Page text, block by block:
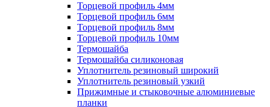
Торцевой профиль 4мм
Торцевой профиль 6мм
Торцевой профиль 8мм
Торцевой профиль 10мм
Термошайба
Термошайба силиконовая
Уплотнитель резиновый широкий
Уплотнитель резиновый узкий
Прижимные и стыковочные алюминиевые
планки